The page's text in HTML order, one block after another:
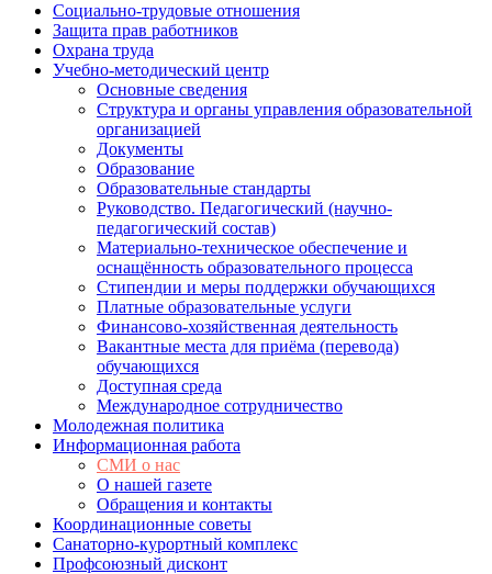
Социально-трудовые отношения
Защита прав работников
Охрана труда
Учебно-методический центр
Основные сведения
Структура и органы управления образовательной
организацией
Документы
Образование
Образовательные стандарты
Руководство. Педагогический (научно-
педагогический состав)
Материально-техническое обеспечение и
оснащённость образовательного процесса
Стипендии и меры поддержки обучающихся
Платные образовательные услуги
Финансово-хозяйственная деятельность
Вакантные места для приёма (перевода)
обучающихся
Доступная среда
Международное сотрудничество
Молодежная политика
Информационная работа
СМИ о нас
О нашей газете
Обращения и контакты
Координационные советы
Санаторно-курортный комплекс
Профсоюзный дисконт